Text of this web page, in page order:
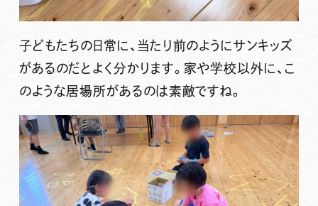
子どもたちの日常に、当たり前のようにサンキッズ
があるのだとよく分かります。家や学校以外に、こ
のような居場所があるのは素敵ですね。